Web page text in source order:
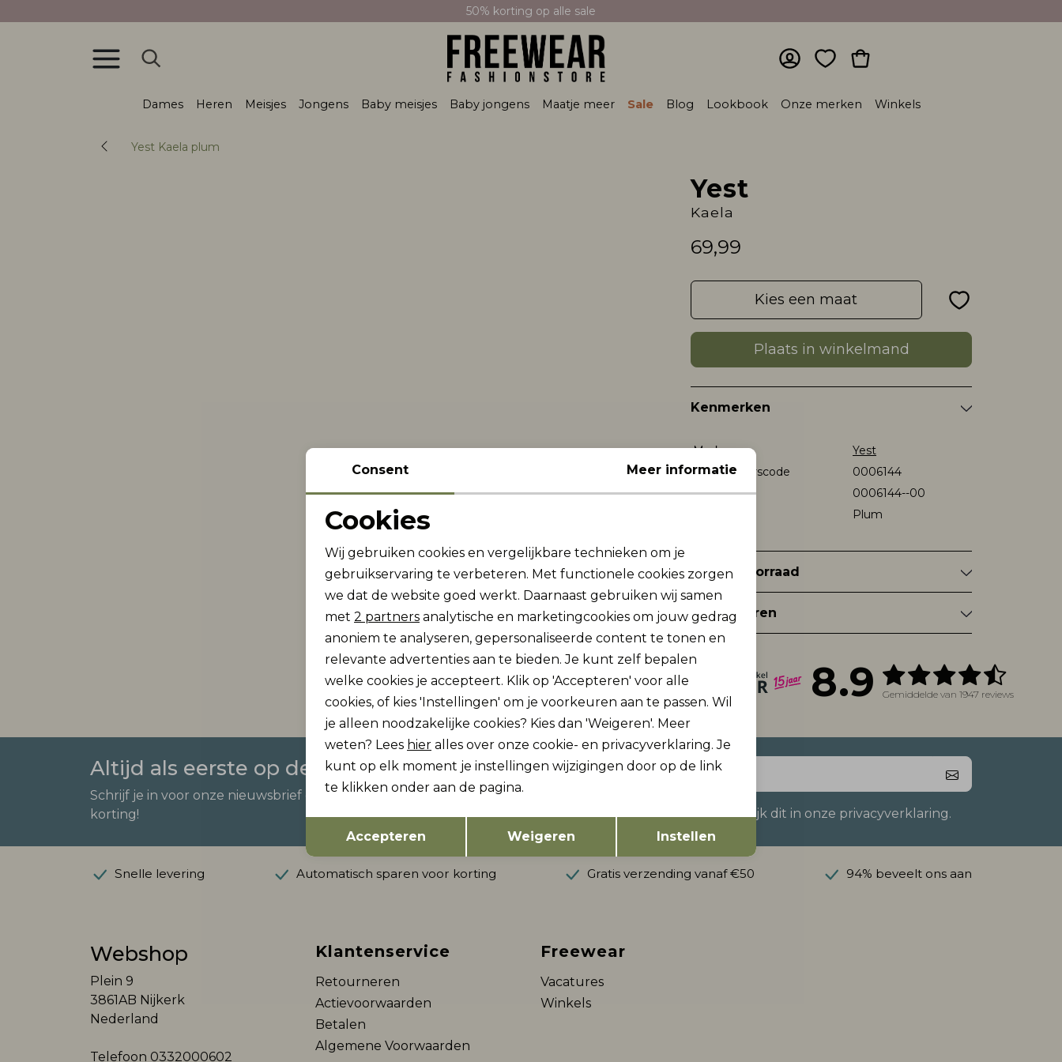
50% korting op alle sale
Dames Heren Meisjes Jongens Baby meisjes Baby jongens Maatje meer Sale Blog Lookbook Onze merken Winkels
Yest Kaela plum
Yest
Kaela
69,99
Kies een maat
Plaats in winkelmand
Kenmerken
Merk
Yest
Leverancierscode
0006144
Bestelcode
0006144--00
Plum
Winkelvoorraad
Retourneren
8.9 Gemiddelde van 1947 reviews
Altijd als eerste op de hoogte zijn?
Schrijf je in voor onze nieuwsbrief en ontvang dan ook gelijk €5,-
korting!
Hoe we met je data omgaan? Bekijk dit in onze privacyverklaring.
Snelle levering Automatisch sparen voor korting Gratis verzending vanaf €50 94% beveelt ons aan
Webshop
Plein 9
3861AB Nijkerk
Nederland
Telefoon 0332000602
Klantenservice
Retourneren
Actievoorwaarden
Betalen
Algemene Voorwaarden
Freewear
Vacatures
Winkels
Noodzakelijke cookies
Analytische cookies Marketing cookies
Terug Opslaan
Consent Meer informatie
Cookies
Wij gebruiken cookies en vergelijkbare technieken om je
gebruikservaring te verbeteren. Met functionele cookies zorgen
we dat de website goed werkt. Daarnaast gebruiken wij samen
met 2 partners analytische en marketingcookies om jouw gedrag
anoniem te analyseren, gepersonaliseerde content te tonen en
relevante advertenties aan te bieden. Je kunt zelf bepalen
welke cookies je accepteert. Klik op 'Accepteren' voor alle
cookies, of kies 'Instellingen' om je voorkeuren aan te passen. Wil
je alleen noodzakelijke cookies? Kies dan 'Weigeren'. Meer
weten? Lees hier alles over onze cookie- en privacyverklaring. Je
kunt op elk moment je instellingen wijzigingen door op de link
te klikken onder aan de pagina.
Accepteren Weigeren Instellen